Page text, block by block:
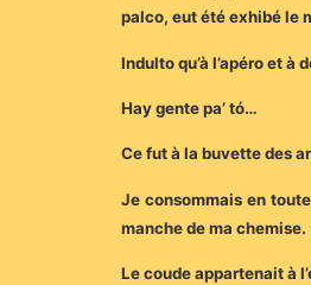
palco, eut été exhibé le
Indulto qu’à l’apéro et
Hay gente pa’ tó…
Ce fut à la buvette des
Je consommais en
manche de ma chemise.
Le coude appartenait à